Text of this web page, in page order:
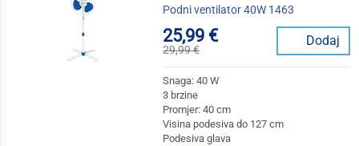
Podni ventilator 40W 1463
25,99 €
29,99 €
Dodaj
Snaga: 40 W
3 brzine
Promjer: 40 cm
Visina podesiva do 127 cm
Podesiva glava